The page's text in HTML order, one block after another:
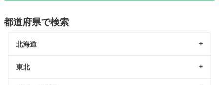
都道府県で検索
北海道
東北